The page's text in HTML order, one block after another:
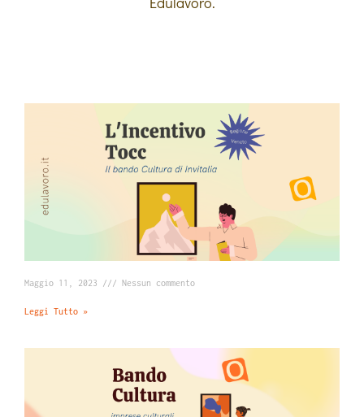
Maggio 11, 2023 Nessun commento
Leggi Tutto »